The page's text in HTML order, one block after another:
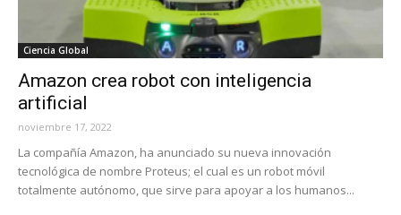
Ciencia Global
Amazon crea robot con inteligencia
artificial
noviembre 17, 2022
La compañía Amazon, ha anunciado su nueva innovación
tecnológica de nombre Proteus; el cual es un robot móvil
totalmente autónomo, que sirve para apoyar a los humanos...